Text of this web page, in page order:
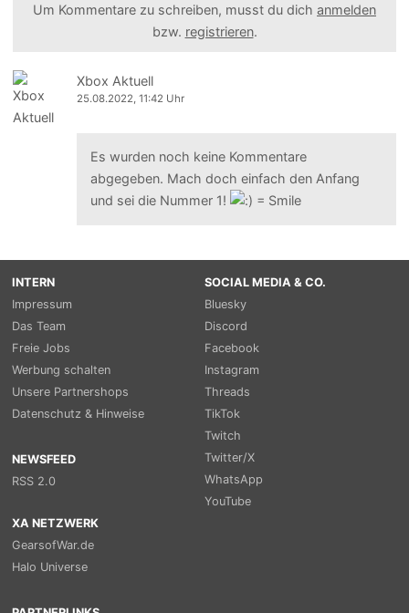
Um Kommentare zu schreiben, musst du dich anmelden
bzw. registrieren.
Xbox Aktuell
25.08.2022, 11:42 Uhr
Es wurden noch keine Kommentare
abgegeben. Mach doch einfach den Anfang
und sei die Nummer 1!
INTERN
Impressum
Das Team
Freie Jobs
Werbung schalten
Unsere Partnershops
Datenschutz & Hinweise
NEWSFEED
RSS 2.0
SOCIAL MEDIA & CO.
Bluesky
Discord
Facebook
Instagram
Threads
TikTok
Twitch
Twitter/X
WhatsApp
YouTube
XA NETZWERK
GearsofWar.de
Halo Universe